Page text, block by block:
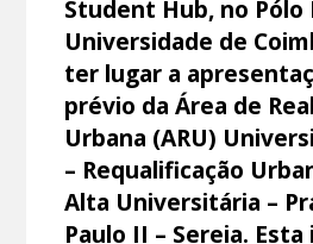
Student Hub, no Pólo
Universidade de
ter lugar a
prévio da Área de
Urbana (ARU)
– Requalificação
Alta Universitária –
Paulo II – Sereia.